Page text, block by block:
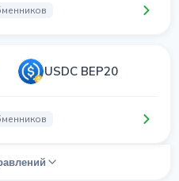
USDC BEP20